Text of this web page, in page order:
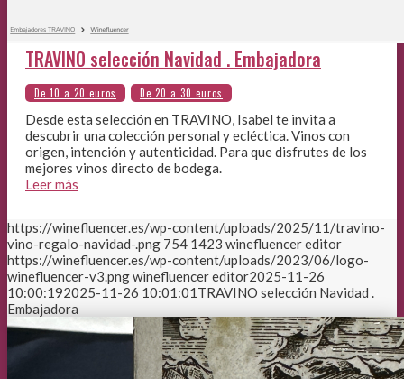
TRAVINO selección Navidad . Embajadora
Desde esta selección en TRAVINO, Isabel te invita a
descubrir una colección personal y ecléctica. Vinos con
origen, intención y autenticidad. Para que disfrutes de los
mejores vinos directo de bodega.
Leer más
https://winefluencer.es/wp-content/uploads/2025/11/travino-
vino-regalo-navidad-.png 754 1423 winefluencer editor
https://winefluencer.es/wp-content/uploads/2023/06/logo-
winefluencer-v3.pngwinefluencer editor2025-11-26
10:00:192025-11-26 10:01:01TRAVINO selección Navidad .
Embajadora